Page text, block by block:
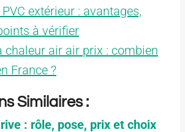
extérieur : avantages,
à vérifier
chaleur air air prix : combien
France ?
Similaires :
: rôle, pose, prix et choix